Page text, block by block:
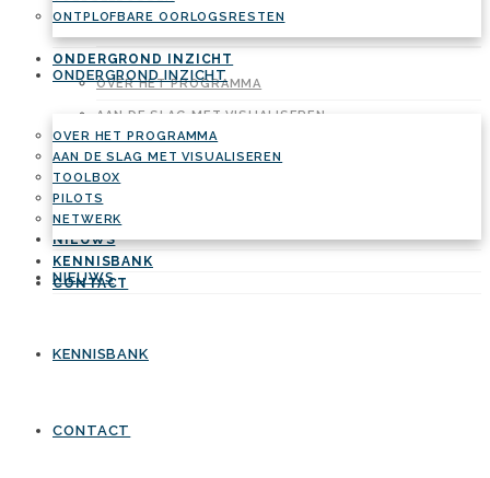
ONTPLOFBARE OORLOGSRESTEN
ONDERGROND INZICHT
OVER HET PROGRAMMA
AAN DE SLAG MET VISUALISEREN
TOOLBOX
PILOTS
NETWERK
NIEUWS
KENNISBANK
CONTACT
ONDERGROND INZICHT
OVER HET PROGRAMMA
AAN DE SLAG MET VISUALISEREN
TOOLBOX
PILOTS
NIEUWS
KENNISBANK
CONTACT